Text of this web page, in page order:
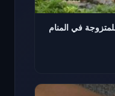
في المنام